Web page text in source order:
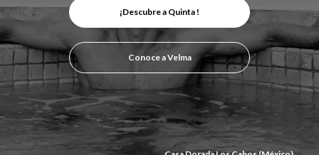
¡Descubre a Quinta !
Conoce a Velma